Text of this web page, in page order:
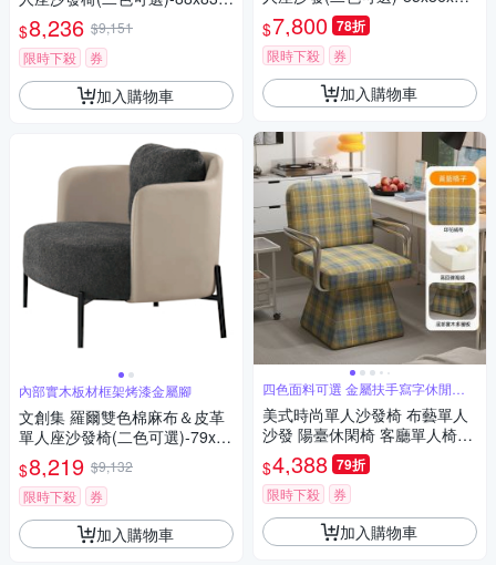
69cm免組
$8,236 $9,151
限時下殺
券
加入購物車
內部實木板材框架烤漆金屬腳
文創集 羅爾雙色棉麻布＆皮革
單人座沙發椅(二色可選)-79x79
x79cm免組
$8,219 $9,132
限時下殺
券
加入購物車
cm免組
$7,800 78折
限時下殺 券
加入購物車
四色面料可選 金屬扶手寫字休閒沙
發
美式時尚單人沙發椅 布藝單人
沙發 陽臺休閑椅 客廳單人椅
（固定款）
$4,388 79折
限時下殺 券
加入購物車